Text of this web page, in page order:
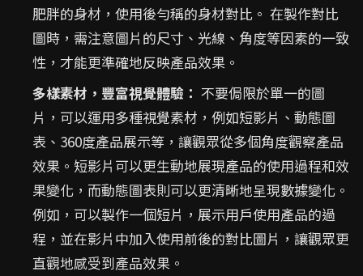
肥胖的身材，使用後勻稱的身材對比。 在製作對比
圖時，需注意圖片的尺寸、光線、角度等因素的一致
性，才能更準確地反映產品效果。
多樣素材，豐富視覺體驗： 不要侷限於單一的圖
片，可以運用多種視覺素材，例如短影片、動態圖
表、360度產品展示等，讓觀眾從多個角度觀察產品
效果。短影片可以更生動地展現產品的使用過程和效
果變化，而動態圖表則可以更清晰地呈現數據變化。
例如，可以製作一個短片，展示用戶使用產品的過
程，並在影片中加入使用前後的對比圖片，讓觀眾更
直觀地感受到產品效果。